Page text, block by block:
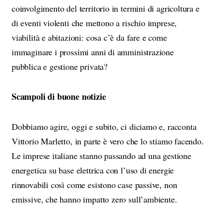
coinvolgimento del territorio in termini di agricoltura e
di eventi violenti che mettono a rischio imprese,
viabilità e abitazioni: cosa c’è da fare e come
immaginare i prossimi anni di amministrazione
pubblica e gestione privata?
Scampoli di buone notizie
Dobbiamo agire, oggi e subito, ci diciamo e, racconta
Vittorio Marletto, in parte è vero che lo stiamo facendo.
Le imprese italiane stanno passando ad una gestione
energetica su base elettrica con l’uso di energie
rinnovabili così come esistono case passive, non
emissive, che hanno impatto zero sull’ambiente.